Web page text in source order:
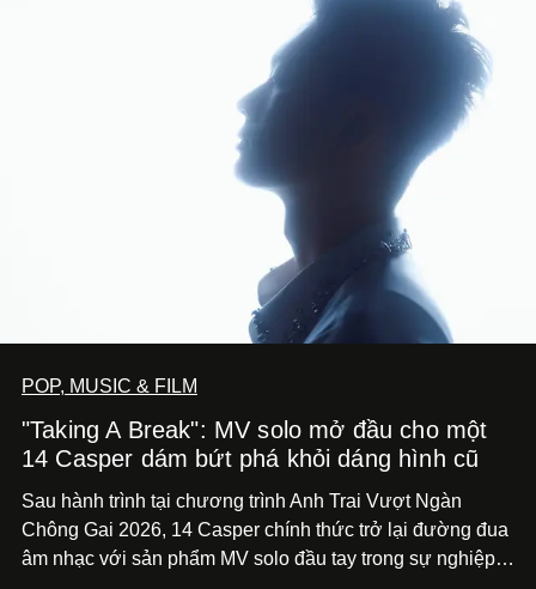
POP, MUSIC & FILM
"Taking A Break": MV solo mở đầu cho một
14 Casper dám bứt phá khỏi dáng hình cũ
Sau hành trình tại chương trình Anh Trai Vượt Ngàn
Chông Gai 2026, 14 Casper chính thức trở lại đường đua
âm nhạc với sản phẩm MV solo đầu tay trong sự nghiệp -